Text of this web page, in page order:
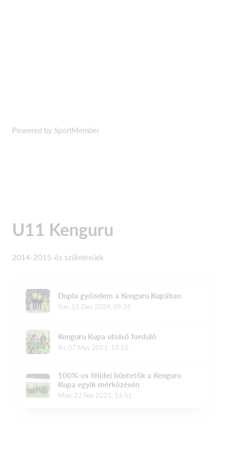
Powered by SportMember
U11 Kenguru
2014-2015-ös születésűek